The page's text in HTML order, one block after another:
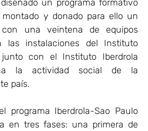
diseñado un programa formativo
y donado para ello un
una veintena de equipos
las instalaciones del Instituto
con el Instituto Iberdrola
la actividad social de la
país.
programa Iberdrola-Sao Paulo
en tres fases: una primera de